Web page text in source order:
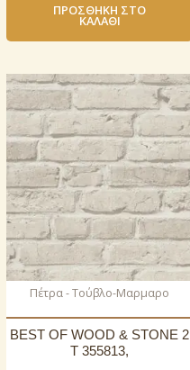
ΠΡΟΣΘΉΚΗ ΣΤΟ
ΚΑΛΆΘΙ
Πέτρα - Τούβλο-Μαρμαρο
BEST OF WOOD & STONE 2
T 355813,